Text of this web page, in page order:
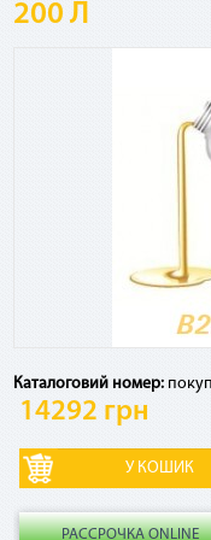
200 Л
Каталоговий номер:
14292 грн
РАССРОЧКА ONLINE
Посмотреть график
сумму к погашению,
Есть ли
Если ежемесячный
кредитных средств,
платежа за
других комиссий и
Как
рассрочке» в
В случае досрочного
суммы договора.